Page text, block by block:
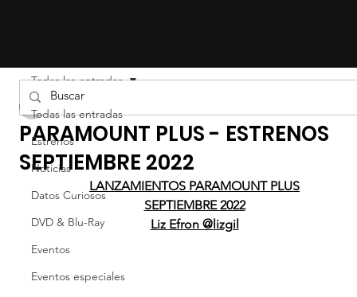
Todas las entradas
Estrenos
Noticias
Datos Curiosos
DVD & Blu-Ray
Eventos
Eventos especiales
Todas las entradas
PARAMOUNT PLUS - ESTRENOS
SEPTIEMBRE 2022
LANZAMIENTOS PARAMOUNT PLUS
SEPTIEMBRE 2022
Liz Efron @lizgil